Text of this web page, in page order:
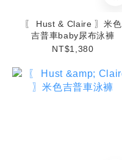
〖 Hust & Claire 〗米色
吉普車baby尿布泳褲
NT$1,380